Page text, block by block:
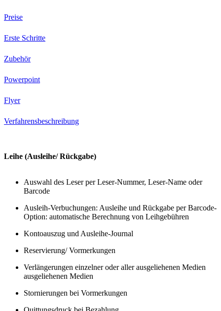
Preise
Erste Schritte
Zubehör
Powerpoint
Flyer
Verfahrensbeschreibung
Leihe (Ausleihe/ Rückgabe)
Auswahl des Leser per Leser-Nummer, Leser-Name oder
Barcode
Ausleih-Verbuchungen: Ausleihe und Rückgabe per Barcode-
Option: automatische Berechnung von Leihgebühren
Kontoauszug und Ausleihe-Journal
Reservierung/ Vormerkungen
Verlängerungen einzelner oder aller ausgeliehenen Medien
ausgeliehenen Medien
Stornierungen bei Vormerkungen